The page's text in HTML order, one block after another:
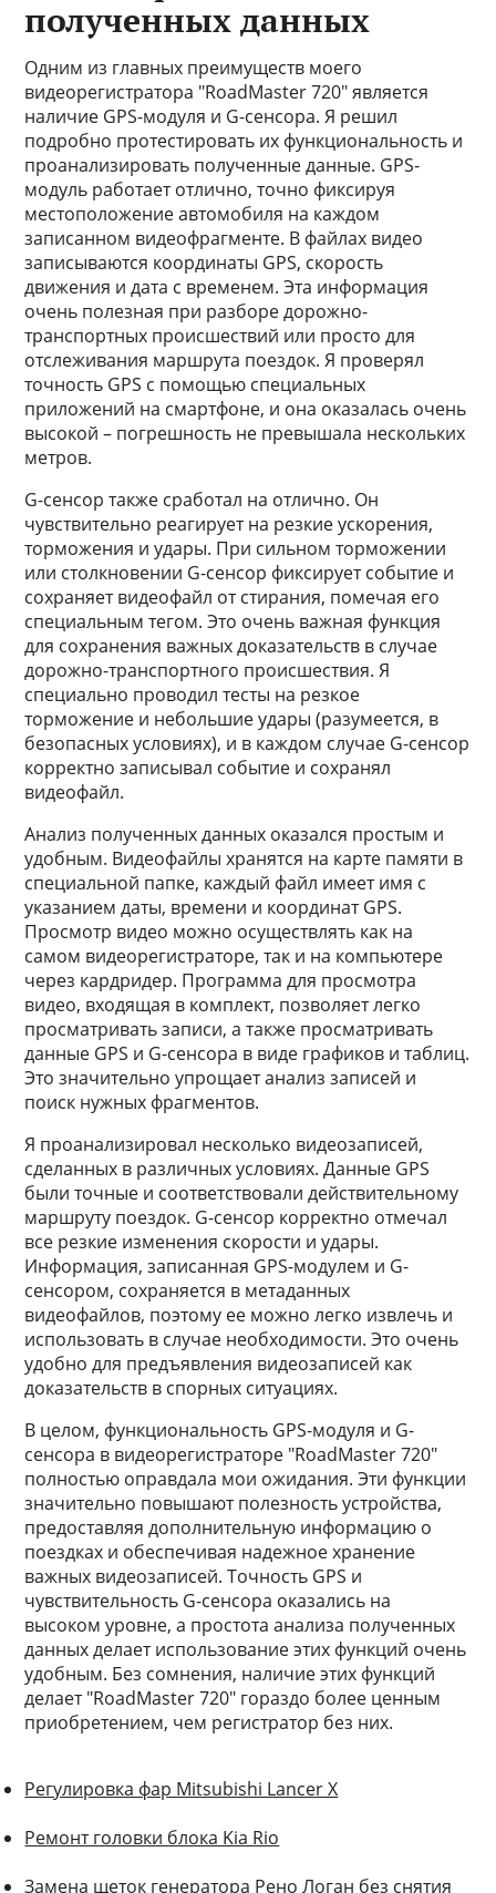
полученных данных
Одним из главных преимуществ моего
видеорегистратора "RoadMaster 720" является
наличие GPS-модуля и G-сенсора. Я решил
подробно протестировать их функциональность и
проанализировать полученные данные. GPS-
модуль работает отлично, точно фиксируя
местоположение автомобиля на каждом
записанном видеофрагменте. В файлах видео
записываются координаты GPS, скорость
движения и дата с временем. Эта информация
очень полезная при разборе дорожно-
транспортных происшествий или просто для
отслеживания маршрута поездок. Я проверял
точность GPS с помощью специальных
приложений на смартфоне, и она оказалась очень
высокой – погрешность не превышала нескольких
метров.
G-сенсор также сработал на отлично. Он
чувствительно реагирует на резкие ускорения,
торможения и удары. При сильном торможении
или столкновении G-сенсор фиксирует событие и
сохраняет видеофайл от стирания, помечая его
специальным тегом. Это очень важная функция
для сохранения важных доказательств в случае
дорожно-транспортного происшествия. Я
специально проводил тесты на резкое
торможение и небольшие удары (разумеется, в
безопасных условиях), и в каждом случае G-сенсор
корректно записывал событие и сохранял
видеофайл.
Анализ полученных данных оказался простым и
удобным. Видеофайлы хранятся на карте памяти в
специальной папке, каждый файл имеет имя с
указанием даты, времени и координат GPS.
Просмотр видео можно осуществлять как на
самом видеорегистраторе, так и на компьютере
через кардридер. Программа для просмотра
видео, входящая в комплект, позволяет легко
просматривать записи, а также просматривать
данные GPS и G-сенсора в виде графиков и таблиц.
Это значительно упрощает анализ записей и
поиск нужных фрагментов.
Я проанализировал несколько видеозаписей,
сделанных в различных условиях. Данные GPS
были точные и соответствовали действительному
маршруту поездок. G-сенсор корректно отмечал
все резкие изменения скорости и удары.
Информация, записанная GPS-модулем и G-
сенсором, сохраняется в метаданных
видеофайлов, поэтому ее можно легко извлечь и
использовать в случае необходимости. Это очень
удобно для предъявления видеозаписей как
доказательств в спорных ситуациях.
В целом, функциональность GPS-модуля и G-
сенсора в видеорегистраторе "RoadMaster 720"
полностью оправдала мои ожидания. Эти функции
значительно повышают полезность устройства,
предоставляя дополнительную информацию о
поездках и обеспечивая надежное хранение
важных видеозаписей. Точность GPS и
чувствительность G-сенсора оказались на
высоком уровне, а простота анализа полученных
данных делает использование этих функций очень
удобным. Без сомнения, наличие этих функций
делает "RoadMaster 720" гораздо более ценным
приобретением, чем регистратор без них.
Регулировка фар Mitsubishi Lancer X
Ремонт головки блока Kia Rio
Замена щеток генератора Рено Логан без снятия